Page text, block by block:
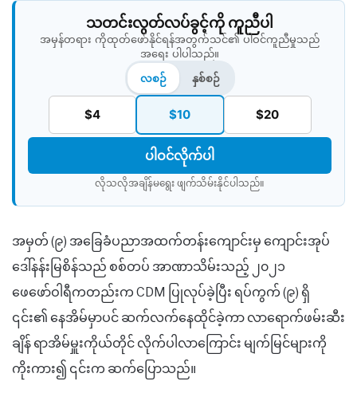
သတင်းလွတ်လပ်ခွင့်ကို ကူညီပါ
အမှန်တရား ကိုထုတ်ဖော်နိုင်ရန်အတွက်သင်၏ ပါဝင်ကူညီမှုသည်
အရေး ပါပါသည်။
လစဉ်
နှစ်စဉ်
$4 $10 $20
ပါဝင်လိုက်ပါ
လိုသလိုအချိန်မရွေး ဖျက်သိမ်းနိုင်ပါသည်။​
အမှတ် (၉) အခြေခံပညာအထက်တန်းကျောင်းမှ ကျောင်းအုပ်
ဒေါ်နန်းမြစိန်သည် စစ်တပ် အာဏာသိမ်းသည့် ၂၀၂၁
ဖေဖော်ဝါရီကတည်းက CDM ပြုလုပ်ခဲ့ပြီး ရပ်ကွက် (၉) ရှိ
၎င်း၏ နေအိမ်မှာပင် ဆက်လက်နေထိုင်ခဲ့ကာ လာရောက်ဖမ်းဆီး
ချိန် ရာအိမ်မှူးကိုယ်တိုင် လိုက်ပါလာကြောင်း မျက်မြင်များကို
ကိုးကား၍ ၎င်းက ဆက်ပြောသည်။